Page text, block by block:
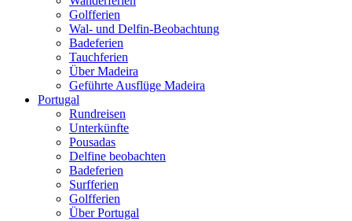
Golfferien
Wal- und Delfin-Beobachtung
Badeferien
Tauchferien
Über Madeira
Geführte Ausflüge Madeira
Portugal
Rundreisen
Unterkünfte
Pousadas
Delfine beobachten
Badeferien
Surfferien
Golfferien
Über Portugal